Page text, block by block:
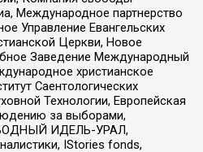
Международное партнерство
Управление Евангельских
Церкви, Новое
Заведение Международный
христианское
Саентологических
Технологии, Европейская
за выборами,
ИДЕЛЬ-УРАЛ,
IStories fonds,